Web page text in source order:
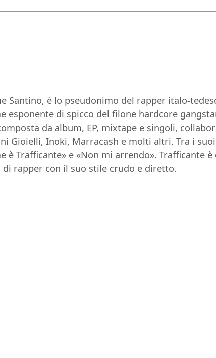
Santino, è lo pseudonimo del rapper italo-
esponente di spicco del filone hardcore
da album, EP, mixtape e singoli,
Gioielli, Inoki, Marracash e molti altri. Tra i
è Trafficante» e «Non mi arrendo». Trafficante
rapper con il suo stile crudo e diretto.